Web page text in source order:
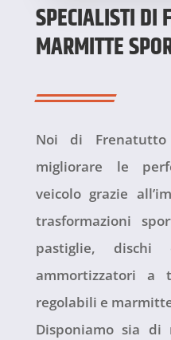
SPECIALISTI DI
MARMITTE
Noi di
migliorare le
veicolo grazie
trasformazioni
pastiglie, dischi
ammortizzatori a
regolabili e
Disponiamo sia di